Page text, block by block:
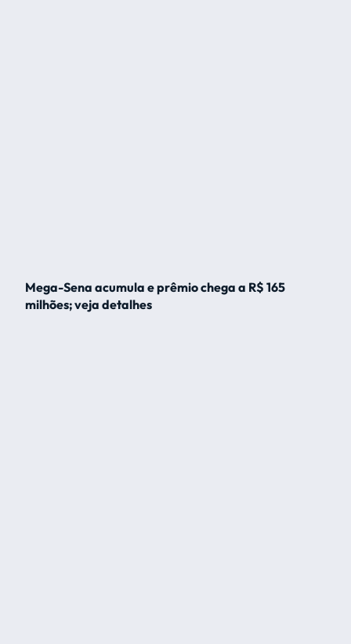
Mega-Sena acumula e prêmio chega a R$ 165
milhões; veja detalhes